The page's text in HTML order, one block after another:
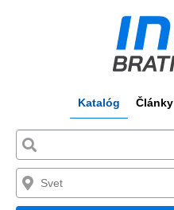
Katalóg Články